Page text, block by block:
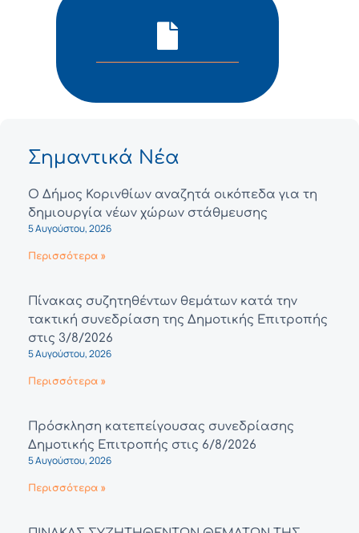
Σημαντικά Νέα
Ο Δήμος Κορινθίων αναζητά οικόπεδα για τη
δημιουργία νέων χώρων στάθμευσης
5 Αυγούστου, 2026
Περισσότερα »
Πίνακας συζητηθέντων θεμάτων κατά την
τακτική συνεδρίαση της Δημοτικής Επιτροπής
στις 3/8/2026
5 Αυγούστου, 2026
Περισσότερα »
Πρόσκληση κατεπείγουσας συνεδρίασης
Δημοτικής Επιτροπής στις 6/8/2026
5 Αυγούστου, 2026
Περισσότερα »